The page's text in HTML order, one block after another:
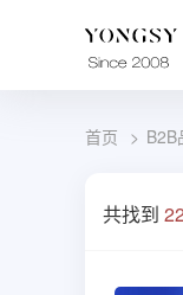
首页 B2B
共找到 22